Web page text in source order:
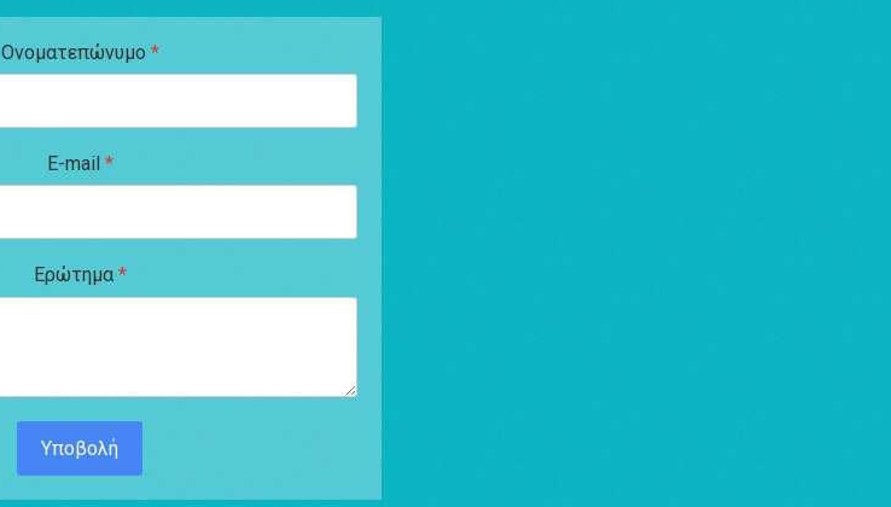
Ονοματεπώνυμο *
E-mail *
Ερώτημα *
Υποβολή